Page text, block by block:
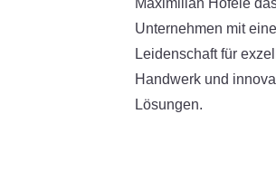
Unternehmen mit
Leidenschaft für
Handwerk und
Lösungen.